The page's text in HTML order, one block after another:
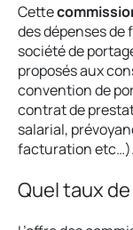
Cette
des dépenses
société de
proposés aux
convention de
contrat de
salarial,
facturation etc…).
Quel taux